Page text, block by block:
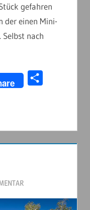
gefahren
der einen Mini-
nach